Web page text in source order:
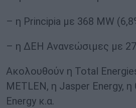
– η Principia με 368 MW
– η ΔΕΗ Ανανεώσιμες με
Ακολουθούν η Total
METLEN, η Jasper Energy, η
Energy κ.α.